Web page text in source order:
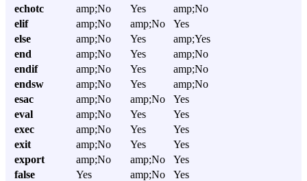
echotc amp;No Yes
amp;No
elif
amp;No amp;No
Yes
else
amp;No Yes
amp;Yes
end
amp;No Yes
amp;No
endif
amp;No Yes
amp;No
endsw
amp;No Yes
amp;No
esac
amp;No amp;No
Yes
eval
amp;No Yes
Yes
exec
amp;No Yes
Yes
exit
amp;No Yes
Yes
export
amp;No amp;No
Yes
false
Yes amp;No
Yes